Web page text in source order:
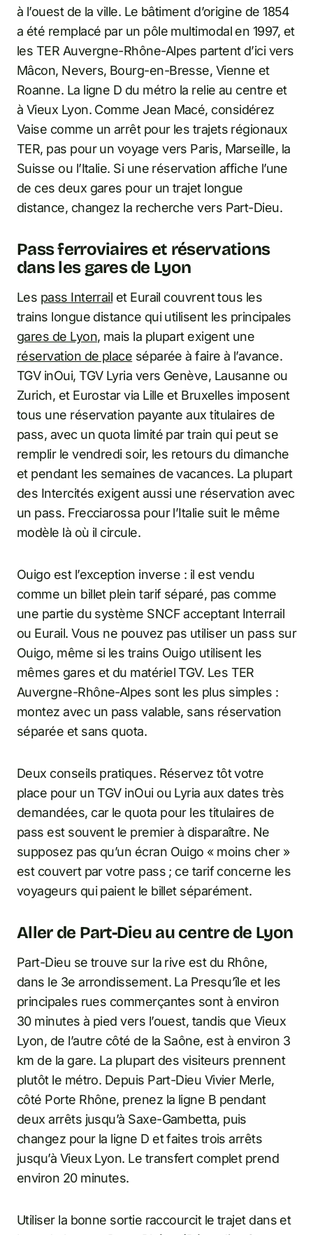
à l’ouest de la ville. Le bâtiment d’origine de 1854
a été remplacé par un pôle multimodal en 1997, et
les TER Auvergne-Rhône-Alpes partent d’ici vers
Mâcon, Nevers, Bourg-en-Bresse, Vienne et
Roanne. La ligne D du métro la relie au centre et
à Vieux Lyon. Comme Jean Macé, considérez
Vaise comme un arrêt pour les trajets régionaux
TER, pas pour un voyage vers Paris, Marseille, la
Suisse ou l’Italie. Si une réservation affiche l’une
de ces deux gares pour un trajet longue
distance, changez la recherche vers Part-Dieu.
Pass ferroviaires et réservations
dans les gares de Lyon
Les pass Interrail et Eurail couvrent tous les
trains longue distance qui utilisent les principales
gares de Lyon, mais la plupart exigent une
réservation de place séparée à faire à l’avance.
TGV inOui, TGV Lyria vers Genève, Lausanne ou
Zurich, et Eurostar via Lille et Bruxelles imposent
tous une réservation payante aux titulaires de
pass, avec un quota limité par train qui peut se
remplir le vendredi soir, les retours du dimanche
et pendant les semaines de vacances. La plupart
des Intercités exigent aussi une réservation avec
un pass. Frecciarossa pour l’Italie suit le même
modèle là où il circule.
Ouigo est l’exception inverse : il est vendu
comme un billet plein tarif séparé, pas comme
une partie du système SNCF acceptant Interrail
ou Eurail. Vous ne pouvez pas utiliser un pass sur
Ouigo, même si les trains Ouigo utilisent les
mêmes gares et du matériel TGV. Les TER
Auvergne-Rhône-Alpes sont les plus simples :
montez avec un pass valable, sans réservation
séparée et sans quota.
Deux conseils pratiques. Réservez tôt votre
place pour un TGV inOui ou Lyria aux dates très
demandées, car le quota pour les titulaires de
pass est souvent le premier à disparaître. Ne
supposez pas qu’un écran Ouigo « moins cher »
est couvert par votre pass ; ce tarif concerne les
voyageurs qui paient le billet séparément.
Aller de Part-Dieu au centre de Lyon
Part-Dieu se trouve sur la rive est du Rhône,
dans le 3e arrondissement. La Presqu’île et les
principales rues commerçantes sont à environ
30 minutes à pied vers l’ouest, tandis que Vieux
Lyon, de l’autre côté de la Saône, est à environ 3
km de la gare. La plupart des visiteurs prennent
plutôt le métro. Depuis Part-Dieu Vivier Merle,
côté Porte Rhône, prenez la ligne B pendant
deux arrêts jusqu’à Saxe-Gambetta, puis
changez pour la ligne D et faites trois arrêts
jusqu’à Vieux Lyon. Le transfert complet prend
environ 20 minutes.
Utiliser la bonne sortie raccourcit le trajet dans et